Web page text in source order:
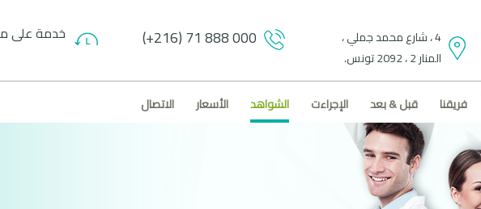
4 ، شارع محمد جملي ،
المنار 2 ، 2092 تونس.
(+216) 71 888 000 خدمة على مدار
فريقنا قبل & بعد الإجراءت الشواهد الأسعار الاتصال